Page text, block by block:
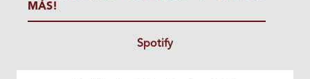
MÁS!
Spotify